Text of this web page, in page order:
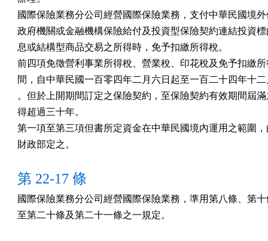
國際保險業務分公司經營國際保險業務，支付中華民國境
政府機關或金融機構保險給付及投資型保險契約連結投資
息或結構型商品交易之所得時，免予扣繳所得稅。
前四項免徵營利事業所得稅、營業稅、印花稅及免予扣繳
間，自中華民國一百零四年二月六日起至一百二十四年十
。但於上開期間訂定之保險契約，至保險契約有效期間屆
得超過三十年。
第一項至第三項但書所定資金在中華民國境內運用之範圍
財政部定之。
第 22-17 條
國際保險業務分公司經營國際保險業務，準用第八條、第
至第二十條及第二十一條之一規定。